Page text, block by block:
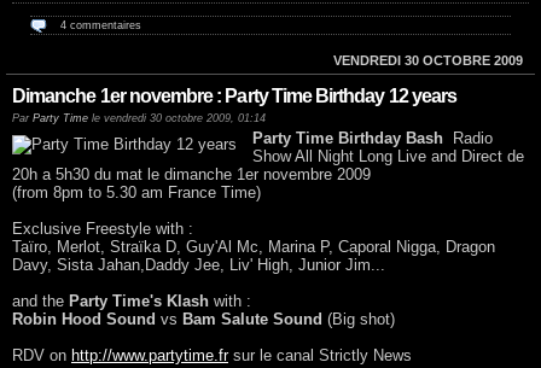
4 commentaires
VENDREDI 30 OCTOBRE 2009
Dimanche 1er novembre : Party Time Birthday 12 years
Par Party Time le vendredi 30 octobre 2009, 01:14
Party Time Birthday Bash
Radio
Show All Night Long Live and Direct de
20h a 5h30 du mat le dimanche 1er novembre 2009
(from 8pm to 5.30 am France Time)
Exclusive Freestyle with :
Taïro, Merlot, Straïka D, Guy'Al Mc, Marina P, Caporal Nigga, Dragon
Davy, Sista Jahan,Daddy Jee, Liv' High, Junior Jim...
and the Party Time's Klash with :
Robin Hood Sound vs Bam Salute Sound (Big shot)
RDV on http://www.partytime.frsur le canal Strictly News